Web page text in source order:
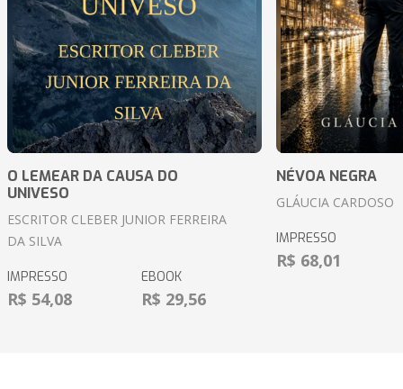
O LEMEAR DA CAUSA DO
UNIVESO
ESCRITOR CLEBER JUNIOR FERREIRA
DA SILVA
IMPRESSO
R$ 54,08
EBOOK
R$ 29,56
NÉVOA NEGRA
GLÁUCIA CARDOSO
IMPRESSO
R$ 68,01